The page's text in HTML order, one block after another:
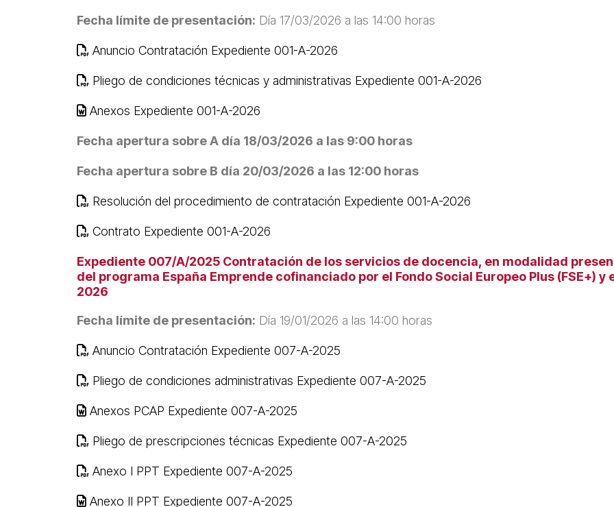
Fecha límite de presentación: Día 17/03/2026 a las 14:00 horas
Anuncio Contratación Expediente 001-A-2026
Pliego de condiciones técnicas y administrativas Expediente 001-A-2026
Anexos Expediente 001-A-2026
Fecha apertura sobre A día 18/03/2026 a las 9:00 horas
Fecha apertura sobre B día 20/03/2026 a las 12:00 horas
Resolución del procedimiento de contratación Expediente 001-A-2026
Contrato Expediente 001-A-2026
Expediente 007/A/2025 Contratación de los servicios de docencia, en modalidad
del programa España Emprende cofinanciado por el Fondo Social Europeo Plus (FSE+)
2026
Fecha límite de presentación: Día 19/01/2026 a las 14:00 horas
Anuncio Contratación Expediente 007-A-2025
Pliego de condiciones administrativas Expediente 007-A-2025
Anexos PCAP Expediente 007-A-2025
Pliego de prescripciones técnicas Expediente 007-A-2025
Anexo I PPT Expediente 007-A-2025
Anexo II PPT Expediente 007-A-2025